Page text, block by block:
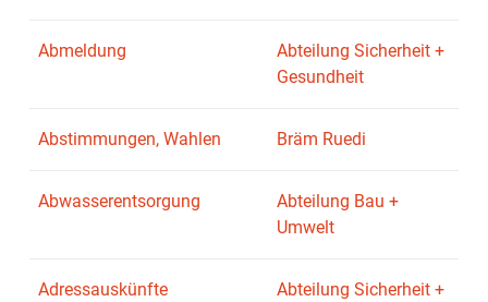
Abmeldung
Abteilung Sicherheit +
Gesundheit
Abstimmungen, Wahlen Bräm Ruedi
Abwasserentsorgung
Abteilung Bau +
Umwelt
Adressauskünfte
Abteilung Sicherheit +